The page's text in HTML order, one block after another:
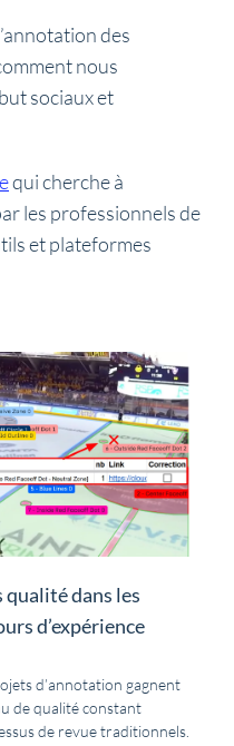
des
nous
sociaux et
qui cherche à
les professionnels de
et plateformes
dans les
d’expérience
d’annotation gagnent
de qualité constant
de revue traditionnels.